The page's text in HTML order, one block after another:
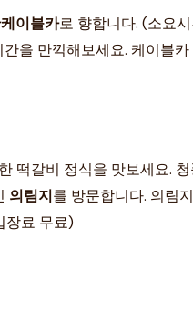
이블카로 향합니다. (소요
을 만끽해보세요. 케이블
떡갈비 정식을 맛보세요.
의림지를 방문합니다. 의림
장료 무료)